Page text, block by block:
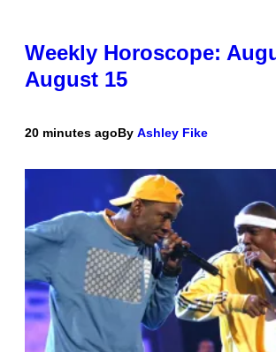
Weekly Horoscope:
August 15
20 minutes agoBy Ashley Fike